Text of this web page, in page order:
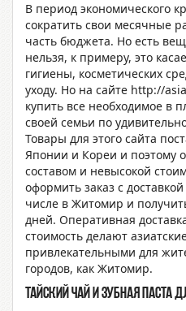
В период экономического
сократить свои месячные
часть бюджета. Но есть
нельзя, к примеру, это
гигиены, косметических
уходу. Но на сайте http://
купить все необходимое в
своей семьи по
Товары для этого сайта
Японии и Кореи и поэтому
составом и невысокой
оформить заказ с
числе в Житомир и
дней. Оперативная
стоимость делают
привлекательными для
городов, как Житомир.
Тайский чай и зубная паста